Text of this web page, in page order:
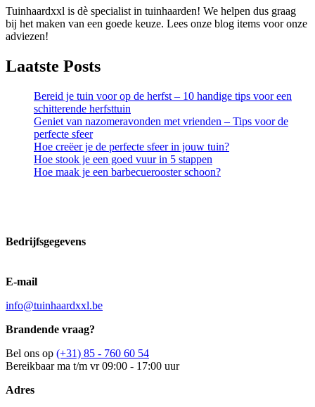
Tuinhaardxxl is dè specialist in tuinhaarden! We helpen dus graag
bij het maken van een goede keuze. Lees onze blog items voor onze
adviezen!
Laatste Posts
Bereid je tuin voor op de herfst – 10 handige tips voor een
schitterende herfsttuin
Geniet van nazomeravonden met vrienden – Tips voor de
perfecte sfeer
Hoe creëer je de perfecte sfeer in jouw tuin?
Hoe stook je een goed vuur in 5 stappen
Hoe maak je een barbecuerooster schoon?
Bedrijfsgegevens
E-mail
info@tuinhaardxxl.be
Brandende vraag?
Bel ons op (+31) 85 - 760 60 54
Bereikbaar ma t/m vr 09:00 - 17:00 uur
Adres